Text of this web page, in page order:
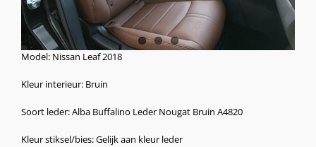
Model: Nissan Leaf 2018
Kleur interieur: Bruin
Soort leder: Alba Buffalino Leder Nougat Bruin A4820
Kleur stiksel/bies: Gelijk aan kleur leder